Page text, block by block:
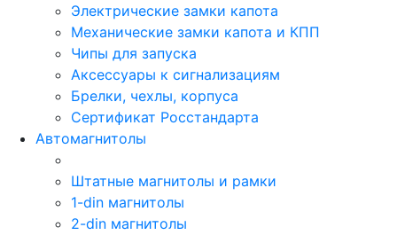
Электрические замки капота
Механические замки капота и КПП
Чипы для запуска
Аксессуары к сигнализациям
Брелки, чехлы, корпуса
Сертификат Росстандарта
Автомагнитолы
Штатные магнитолы и рамки
1-din магнитолы
2-din магнитолы